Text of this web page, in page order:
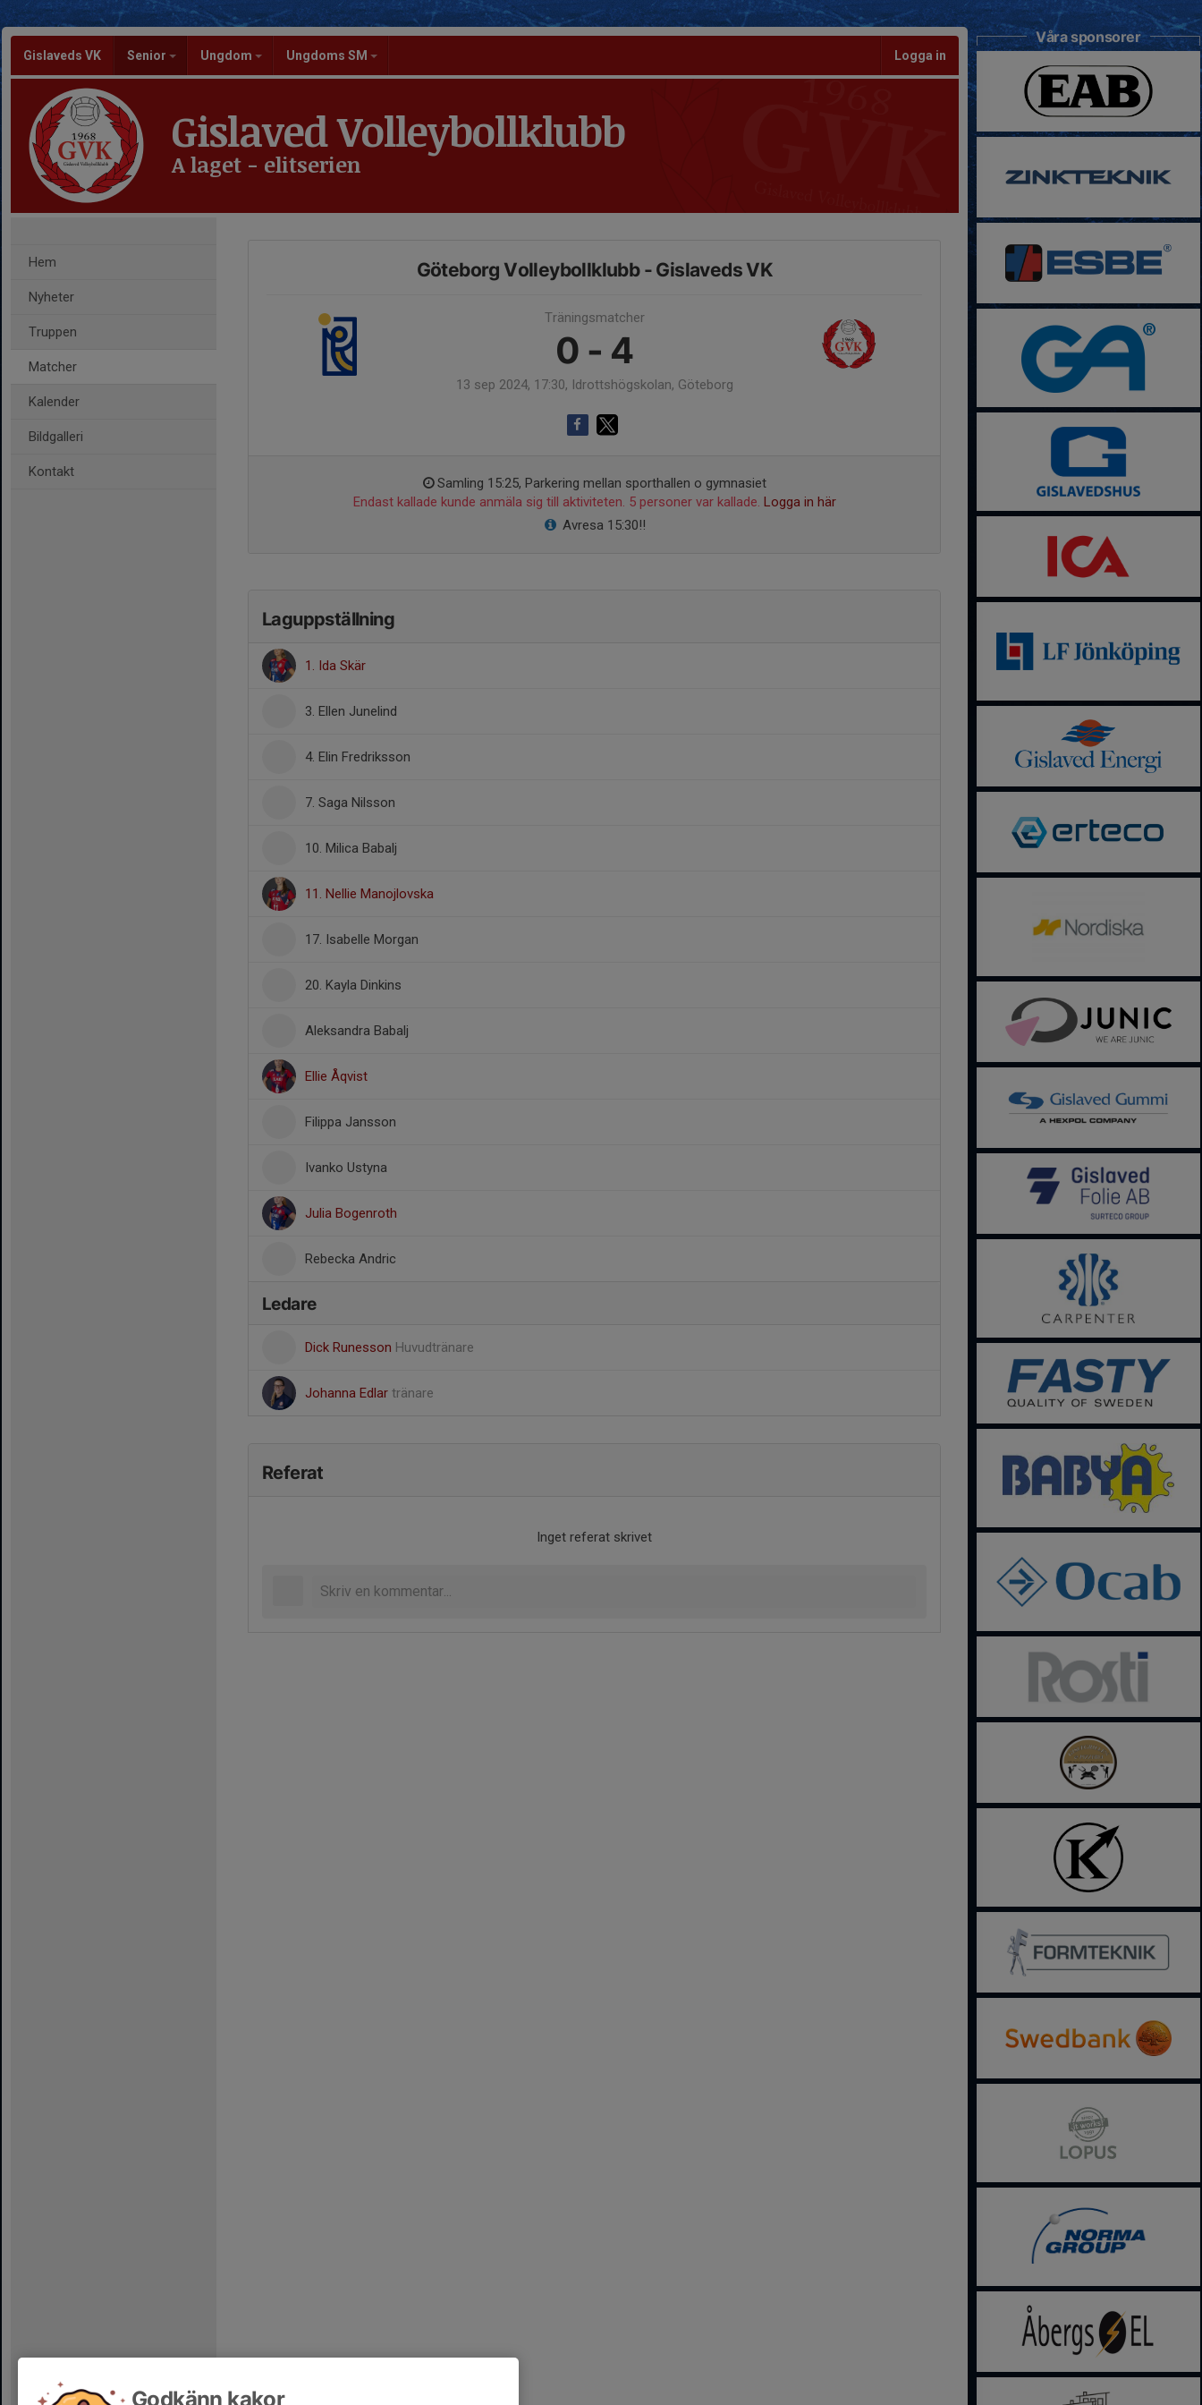
Gislaveds VK Senior Ungdom Ungdoms SM Logga in
Gislaved Volleybollklubb
A laget - elitserien
Hem
Nyheter
Truppen
Matcher
Kalender
Bildgalleri
Kontakt
Göteborg Volleybollklubb - Gislaveds VK
Träningsmatcher
0 - 4
13 sep 2024, 17:30, Idrottshögskolan, Göteborg
Samling 15:25, Parkering mellan sporthallen o gymnasiet
Endast kallade kunde anmäla sig till aktiviteten. 5 personer var kallade. Logga in här
Avresa 15:30!!
Laguppställning
1. Ida Skär
3. Ellen Junelind
4. Elin Fredriksson
7. Saga Nilsson
10. Milica Babalj
11. Nellie Manojlovska
17. Isabelle Morgan
20. Kayla Dinkins
Aleksandra Babalj
Ellie Åqvist
Filippa Jansson
Ivanko Ustyna
Julia Bogenroth
Rebecka Andric
Ledare
Dick Runesson Huvudtränare
Johanna Edlar tränare
Referat
Inget referat skrivet
Våra sponsorer
Godkänn kakor